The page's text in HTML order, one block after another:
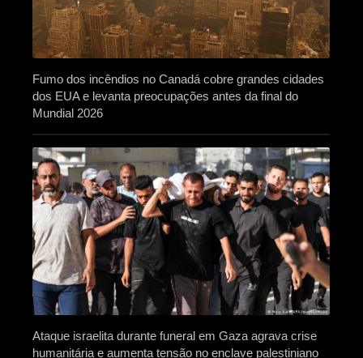
Fumo dos incêndios no Canadá cobre grandes cidades
dos EUA e levanta preocupações antes da final do
Mundial 2026
Ataque israelita durante funeral em Gaza agrava crise
humanitária e aumenta tensão no enclave palestiniano